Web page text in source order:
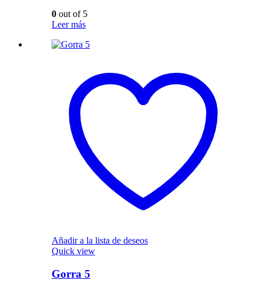
0 out of 5
Leer más
Añadir a la lista de deseos
Quick view
Gorra 5